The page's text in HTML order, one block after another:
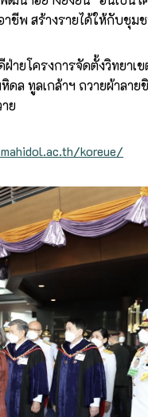
ชีพ สร้างรายได้ให้กับชุม
ายโครงการจัดตั้งวิทยาเ
ล ทูลเกล้าฯ ถวายผ้าล
ย
koreue/